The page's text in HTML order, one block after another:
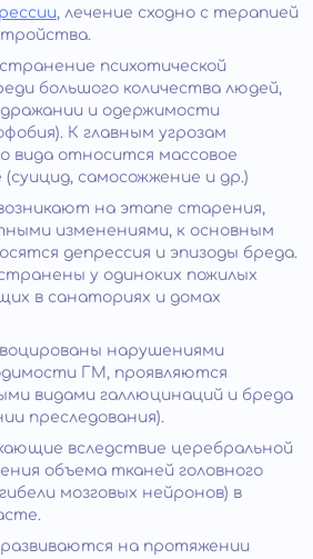
, лечение сходно с терапией
психотической
большого количества людей,
и одержимости
К главным угрозам
вида относится массовое
самосожжение и др.)
на этапе старения,
изменениями, к основным
депрессия и эпизоды бреда.
у одиноких пожилых
в санаториях и домах
нарушениями
ГМ, проявляются
видами галлюцинаций и бреда
преследования).
вследствие церебральной
объема тканей головного
мозговых нейронов) в
на протяжении